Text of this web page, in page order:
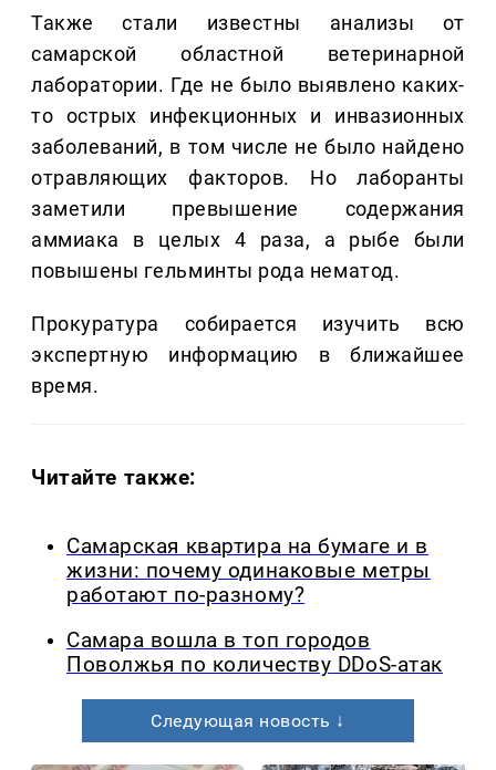
Также стали известны анализы от
самарской областной ветеринарной
лаборатории. Где не было выявлено каких-
то острых инфекционных и инвазионных
заболеваний, в том числе не было найдено
отравляющих факторов. Но лаборанты
заметили превышение содержания
аммиака в целых 4 раза, а рыбе были
повышены гельминты рода нематод.
Прокуратура собирается изучить всю
экспертную информацию в ближайшее
время.
Читайте также:
Самарская квартира на бумаге и в
жизни: почему одинаковые метры
работают по-разному?
Самара вошла в топ городов
Поволжья по количеству DDoS-атак
Следующая новость ↓